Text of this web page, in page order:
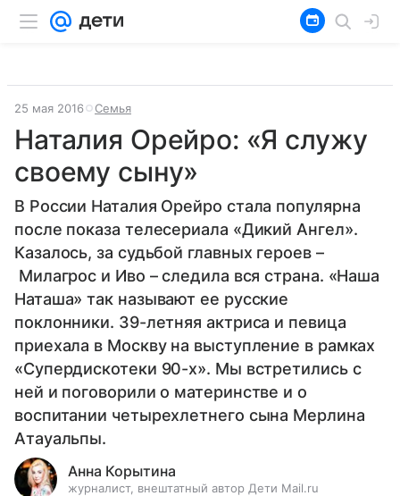
25 мая 2016 Семья
Наталия Орейро: «Я служу
своему сыну»
В России Наталия Орейро стала популярна
после показа телесериала «Дикий Ангел».
Казалось, за судьбой главных героев –
Милагрос и Иво – следила вся страна. «Наша
Наташа» так называют ее русские
поклонники. 39-летняя актриса и певица
приехала в Москву на выступление в рамках
«Супердискотеки 90-х». Мы встретились с
ней и поговорили о материнстве и о
воспитании четырехлетнего сына Мерлина
Атауальпы.
Анна Корытина
журналист, внештатный автор Дети Mail.ru